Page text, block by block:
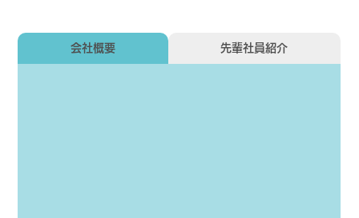
会社概要 先輩社員紹介